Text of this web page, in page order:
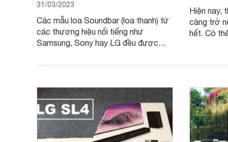
31/03/2023
Các mẫu loa Soundbar (loa thanh) từ
các thương hiệu nổi tiếng như
Samsung, Sony hay LG đều được
lớn từ 300W và tầm giá khoảng 5
triệu đồng trở xuống, không khó để sở
hữu và trải nghiệm.
Hiện nay,
càng trở
hết. Có
loa
tốt nhất